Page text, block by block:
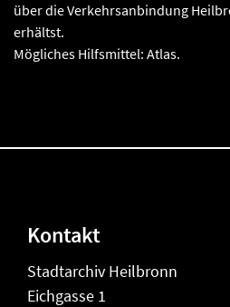
über die Verkehrsanbindung
erhältst.
Mögliches Hilfsmittel: Atlas.
Kontakt
Stadtarchiv Heilbronn
Eichgasse 1